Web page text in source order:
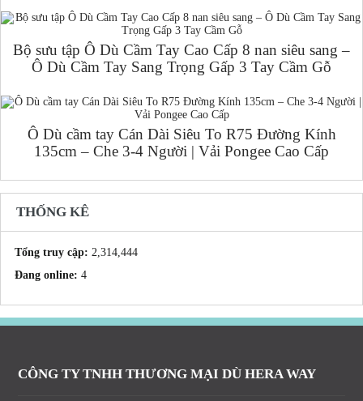
Bộ sưu tập Ô Dù Cầm Tay Cao Cấp 8 nan siêu sang –
Ô Dù Cầm Tay Sang Trọng Gấp 3 Tay Cầm Gỗ
Ô Dù cầm tay Cán Dài Siêu To R75 Đường Kính
135cm – Che 3-4 Người | Vải Pongee Cao Cấp
THỐNG KÊ
Tổng truy cập: 2,314,444
Đang online: 4
CÔNG TY TNHH THƯƠNG MẠI DÙ HERA WAY